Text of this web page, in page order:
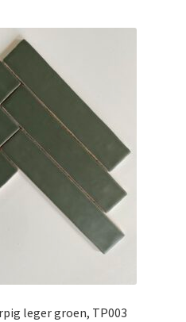
leger groen, TP003